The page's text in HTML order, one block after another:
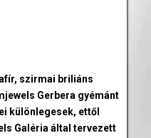
szirmai briliáns
Gerbera gyémánt
különlegesek, ettől
Galéria által tervezett